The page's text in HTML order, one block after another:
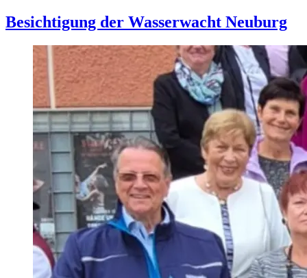
Besichtigung der Wasserwacht Neuburg